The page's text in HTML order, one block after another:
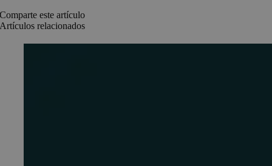
Comparte este artículo
Artículos relacionados